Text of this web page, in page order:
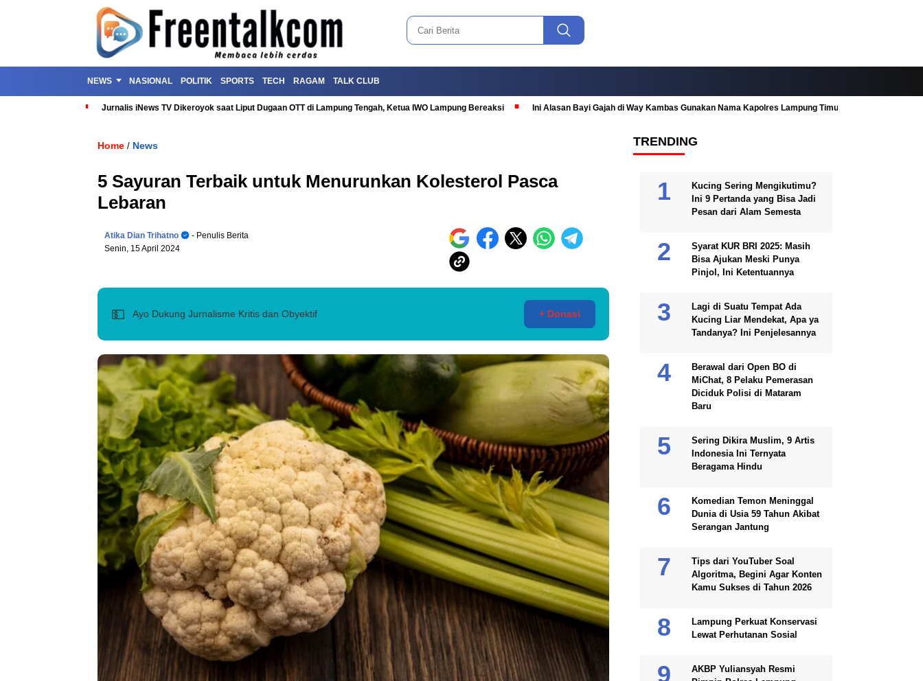
NEWS NASIONAL POLITIK SPORTS TECH RAGAM TALK CLUB
Jurnalis iNews TV Dikeroyok saat Liput Dugaan OTT di Lampung Tengah, Ketua IWO Lampung Bereaksi Ini Alasan Bayi Gajah di Way Kambas Gunakan Nama Kapolres Lampung Timur
Home / News
5 Sayuran Terbaik untuk Menurunkan Kolesterol Pasca
Lebaran
Atika Dian Trihatno
- Penulis Berita
Senin, 15 April 2024
💵 Ayo Dukung Jurnalisme Kritis dan Obyektif + Donasi
TRENDING
Kucing Sering Mengikutimu?
Ini 9 Pertanda yang Bisa Jadi
Pesan dari Alam Semesta
Syarat KUR BRI 2025: Masih
Bisa Ajukan Meski Punya
Pinjol, Ini Ketentuannya
Lagi di Suatu Tempat Ada
Kucing Liar Mendekat, Apa ya
Tandanya? Ini Penjelesannya
Berawal dari Open BO di
MiChat, 8 Pelaku Pemerasan
Diciduk Polisi di Mataram
Baru
Sering Dikira Muslim, 9 Artis
Indonesia Ini Ternyata
Beragama Hindu
Komedian Temon Meninggal
Dunia di Usia 59 Tahun Akibat
Serangan Jantung
Tips dari YouTuber Soal
Algoritma, Begini Agar Konten
Kamu Sukses di Tahun 2026
Lampung Perkuat Konservasi
Lewat Perhutanan Sosial
AKBP Yuliansyah Resmi